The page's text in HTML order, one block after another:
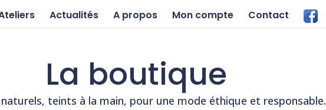
Actualités A propos Mon compte Contact FB
La boutique
teints à la main, pour une mode éthique et responsable.